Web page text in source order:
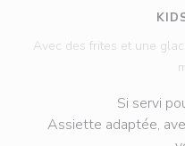
Avec des frites et une
Si servi
Assiette adaptée,